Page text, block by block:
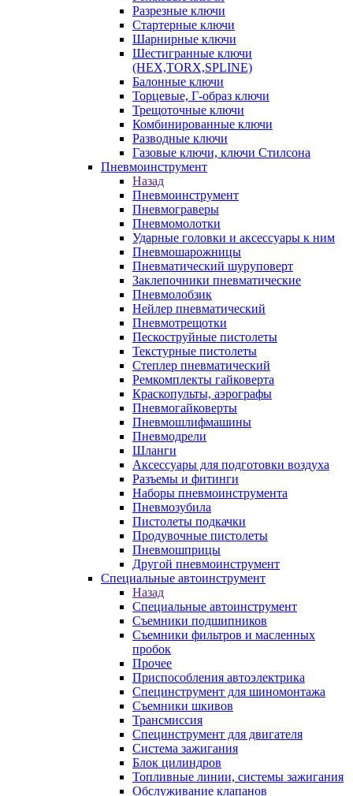
Разрезные ключи
Стартерные ключи
Шарнирные ключи
Шестигранные ключи
(HEX,TORX,SPLINE)
Балонные ключи
Торцевые, Г-образ ключи
Трещоточные ключи
Комбинированные ключи
Разводные ключи
Газовые ключи, ключи Стилсона
Пневмоинструмент
Назад
Пневмоинструмент
Пневмограверы
Пневмомолотки
Ударные головки и аксессуары к ним
Пневмошарожницы
Пневматический шуруповерт
Заклепочники пневматические
Пневмолобзик
Нейлер пневматический
Пневмотрещотки
Пескоструйные пистолеты
Текстурные пистолеты
Степлер пневматический
Ремкомплекты гайковерта
Краскопульты, аэрографы
Пневмогайковерты
Пневмошлифмашины
Пневмодрели
Шланги
Аксессуары для подготовки воздуха
Разъемы и фитинги
Наборы пневмоинструмента
Пневмозубила
Пистолеты подкачки
Продувочные пистолеты
Пневмошприцы
Другой пневмоинструмент
Специальные автоинструмент
Назад
Специальные автоинструмент
Съемники подшипников
Съемники фильтров и масленных
пробок
Прочее
Приспособления автоэлектрика
Специнструмент для шиномонтажа
Съемники шкивов
Трансмиссия
Специнструмент для двигателя
Система зажигания
Блок цилиндров
Топливные линии, системы зажигания
Обслуживание клапанов